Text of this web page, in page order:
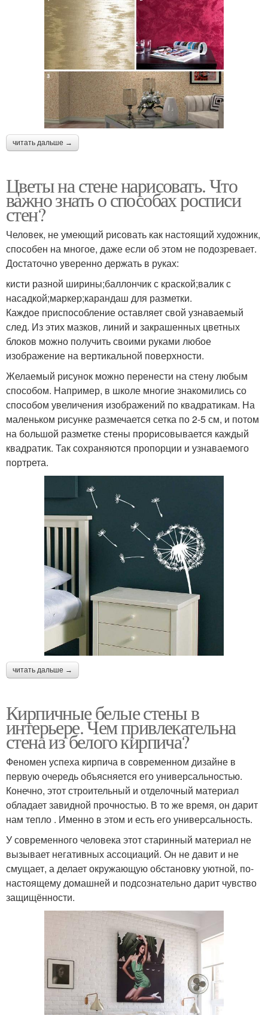
читать дальше →
Цветы на стене нарисовать. Что
важно знать о способах росписи
стен?
Человек, не умеющий рисовать как настоящий художник,
способен на многое, даже если об этом не подозревает.
Достаточно уверенно держать в руках:
кисти разной ширины;баллончик с краской;валик с
насадкой;маркер;карандаш для разметки.
Каждое приспособление оставляет свой узнаваемый
след. Из этих мазков, линий и закрашенных цветных
блоков можно получить своими руками любое
изображение на вертикальной поверхности.
Желаемый рисунок можно перенести на стену любым
способом. Например, в школе многие знакомились со
способом увеличения изображений по квадратикам. На
маленьком рисунке размечается сетка по 2-5 см, и потом
на большой разметке стены прорисовывается каждый
квадратик. Так сохраняются пропорции и узнаваемого
портрета.
читать дальше →
Кирпичные белые стены в
интерьере. Чем привлекательна
стена из белого кирпича?
Феномен успеха кирпича в современном дизайне в
первую очередь объясняется его универсальностью.
Конечно, этот строительный и отделочный материал
обладает завидной прочностью. В то же время, он дарит
нам тепло . Именно в этом и есть его универсальность.
У современного человека этот старинный материал не
вызывает негативных ассоциаций. Он не давит и не
смущает, а делает окружающую обстановку уютной, по-
настоящему домашней и подсознательно дарит чувство
защищённости.